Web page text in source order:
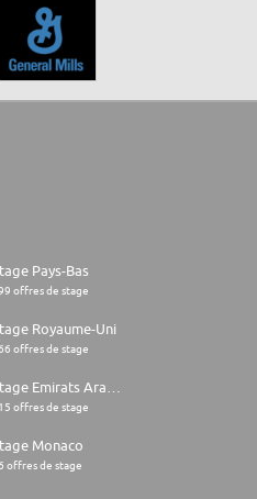
Pays-Bas
offres de stage
Royaume-Uni
offres de stage
offres de stage
Monaco
offres de stage